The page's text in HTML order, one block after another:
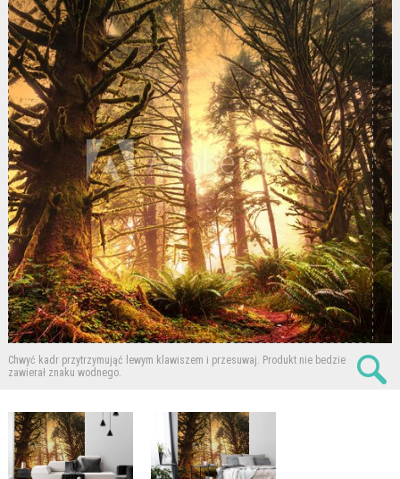
Chwyć kadr przytrzymująć lewym klawiszem i przesuwaj. Produkt nie bedzie
zawierał znaku wodnego.